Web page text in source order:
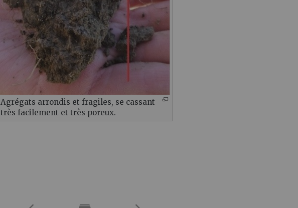
Agrégats arrondis et fragiles, se cassant
très facilement et très poreux.